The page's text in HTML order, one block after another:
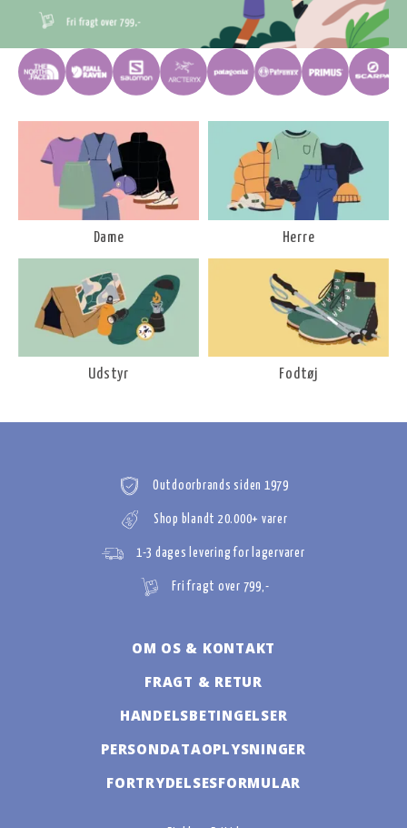
Dame Herre
Udstyr Fodtøj
Outdoorbrands siden 1979
Shop blandt 20.000+ varer
1-3 dages levering for lagervarer
Fri fragt over 799,-
OM OS & KONTAKT
FRAGT & RETUR
HANDELSBETINGELSER
PERSONDATAOPLYSNINGER
FORTRYDELSESFORMULAR